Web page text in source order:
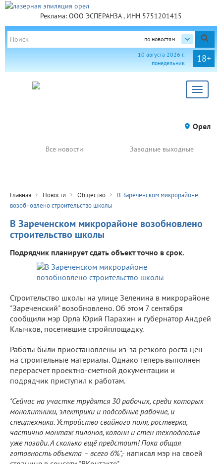
Реклама: ООО ЭСПЕРАНЗА , ИНН 5751201415
по новостям
18+
10 августа 2026 г.
понедельник
Toggle
Орел
Все новости Заводные выходные
Главная Новости Общество
В Зареченском микрорайоне
возобновлено строительство школы
В Зареченском микрорайоне возобновлено
строительство школы
Подрядчик планирует сдать объект точно в срок.
Строительство школы на улице Зеленина в микрорайоне
"Зареченский" возобновлено. Об этом 7 сентября
сообщили мэр Орла Юрий Парахин и губернатор Андрей
Клычков, посетившие стройплощадку.
Работы были приостановлены из-за резкого роста цен
на строительные материалы. Однако теперь выполнен
перерасчет проектно-сметной документации и
подрядчик приступил к работам.
"Сейчас на участке трудятся 30 рабочих, среди которых
монолитники, электрики и подсобные рабочие, и
спецтехника. Устройство свайного поля, ростверка,
частично монтаж пилонов, колонн и стен техподполья
уже позади. А сколько ещё предстоит! Пока общая
готовность объекта – всего 6%",- написал мэр на своей